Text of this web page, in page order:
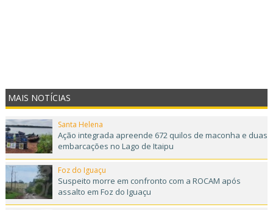
MAIS NOTÍCIAS
Santa Helena
Ação integrada apreende 672 quilos de maconha e duas
embarcações no Lago de Itaipu
Foz do Iguaçu
Suspeito morre em confronto com a ROCAM após
assalto em Foz do Iguaçu